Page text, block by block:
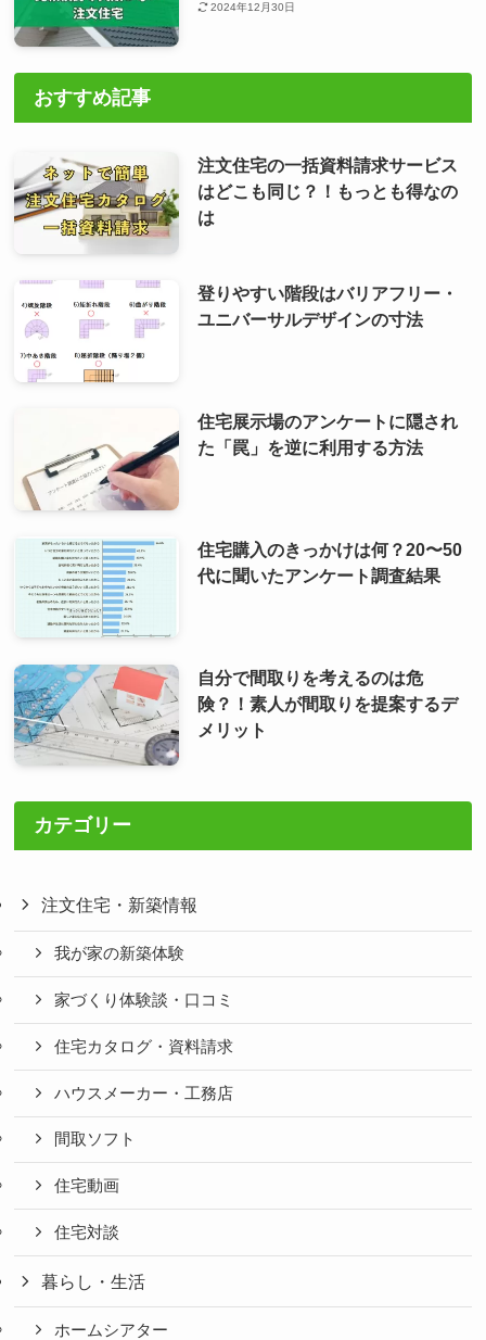
2024年12月30日
おすすめ記事
注文住宅の一括資料請求サービス
はどこも同じ？！もっとも得なの
は
登りやすい階段はバリアフリー・
ユニバーサルデザインの寸法
住宅展示場のアンケートに隠され
た「罠」を逆に利用する方法
住宅購入のきっかけは何？20〜50
代に聞いたアンケート調査結果
自分で間取りを考えるのは危
険？！素人が間取りを提案するデ
メリット
カテゴリー
注文住宅・新築情報
我が家の新築体験
家づくり体験談・口コミ
住宅カタログ・資料請求
ハウスメーカー・工務店
間取ソフト
住宅動画
住宅対談
暮らし・生活
ホームシアター